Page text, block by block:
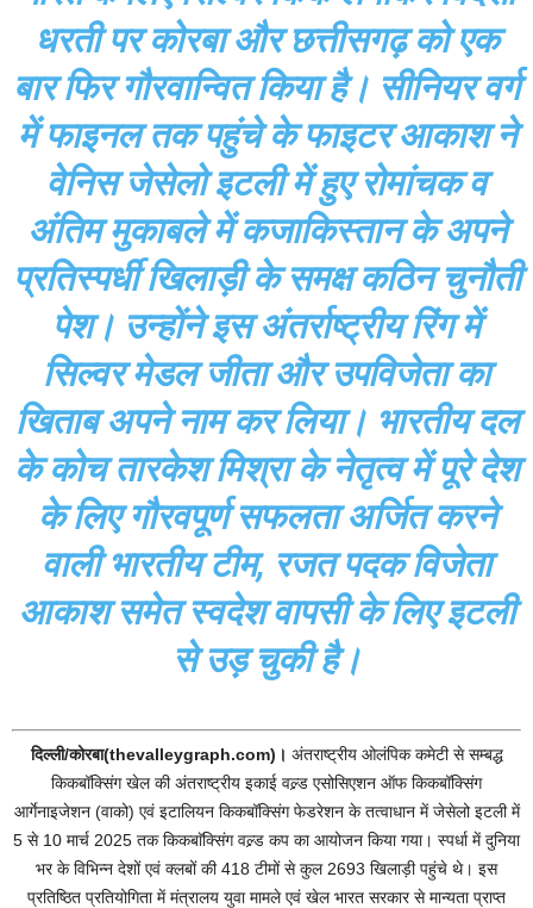
धरती पर कोरबा और छत्तीसगढ़ को एक
बार फिर गौरवान्वित किया है। सीनियर वर्ग
में फाइनल तक पहुंचे के फाइटर आकाश ने
वेनिस जेसेलो इटली में हुए रोमांचक व
अंतिम मुकाबले में कजाकिस्तान के अपने
प्रतिस्पर्धी खिलाड़ी के समक्ष कठिन चुनौती
पेश। उन्होंने इस अंतर्राष्ट्रीय रिंग में
सिल्वर मेडल जीता और उपविजेता का
खिताब अपने नाम कर लिया। भारतीय दल
के कोच तारकेश मिश्रा के नेतृत्व में पूरे देश
के लिए गौरवपूर्ण सफलता अर्जित करने
वाली भारतीय टीम, रजत पदक विजेता
आकाश समेत स्वदेश वापसी के लिए इटली
से उड़ चुकी है।
दिल्ली/कोरबा(thevalleygraph.com)। अंतराष्ट्रीय ओलंपिक कमेटी से सम्बद्ध
किकबॉक्सिंग खेल की अंतराष्ट्रीय इकाई वल्र्ड एसोसिएशन ऑफ किकबॉक्सिंग
आर्गेनाइजेशन (वाको) एवं इटालियन किकबॉक्सिंग फेडरेशन के तत्वाधान में जेसेलो इटली में
5 से 10 मार्च 2025 तक किकबाॅक्सिंग वल्र्ड कप का आयोजन किया गया। स्पर्धा में दुनिया
भर के विभिन्न देशों एवं क्लबों की 418 टीमों से कुल 2693 खिलाड़ी पहुंचे थे। इस
प्रतिष्ठित प्रतियोगिता में मंत्रालय युवा मामले एवं खेल भारत सरकार से मान्यता प्राप्त